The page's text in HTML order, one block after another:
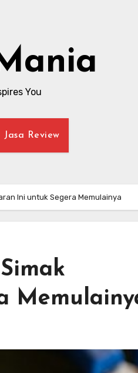
You
Jasa Review
Ini untuk Segera Memulainya